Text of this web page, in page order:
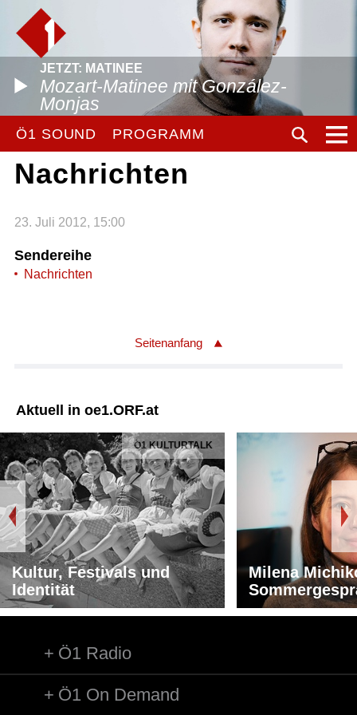
JETZT: MATINEE
Mozart-Matinee mit González-
Monjas
Ö1 SOUND PROGRAMM
Nachrichten
23. Juli 2012, 15:00
Sendereihe
Nachrichten
Seitenanfang
Aktuell in oe1.ORF.at
Ö1 KULTURTALK
Kultur, Festivals und
Identität
Milena
Ö1 Radio
Ö1 On Demand